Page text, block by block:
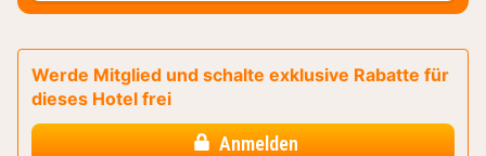
Werde Mitglied und schalte exklusive Rabatte für
dieses Hotel frei
Anmelden